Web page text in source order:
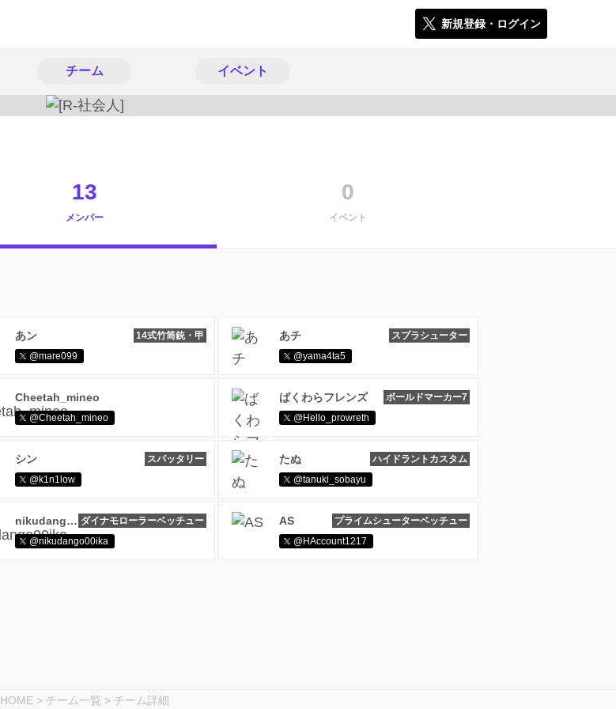
新規登録・ログイン
チーム イベント
13
メンバー
0
イベント
あン
14式竹筒銃・甲
@mare099
あチ
スプラシューター
@yama4ta5
Cheetah_mineo
@Cheetah_mineo
ばくわらフレンズ
ボールドマーカー7
@Hello_prowreth
シン
スパッタリー
@k1n1low
たぬ
ハイドラントカスタム
@tanuki_sobayu
nikudango00ika ダイナモローラーベッチュー
@nikudango00ika
AS
プライムシューターベッチュー
@HAccount1217
HOME > チーム一覧 > チーム詳細